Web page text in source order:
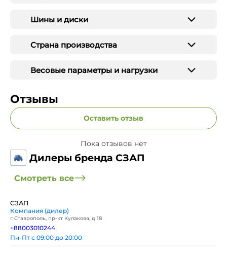
Шины и диски
Страна производства
Весовые параметры и нагрузки
Отзывы
Оставить отзыв
Пока отзывов нет
Дилеры бренда СЗАП
Смотреть все
СЗАП
Компания (дилер)
г Ставрополь, пр-кт Кулакова, д 18
+88003010244
Пн-Пт с 09:00 до 20:00